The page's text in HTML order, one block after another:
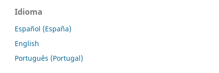
Idioma
Español (España)
English
Português (Portugal)